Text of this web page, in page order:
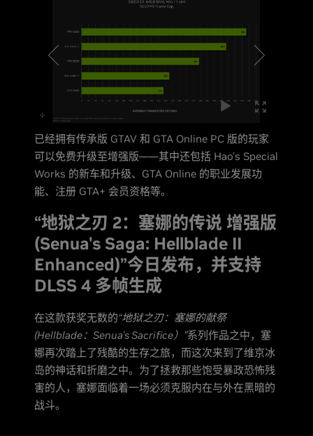
已经拥有传承版 GTAV 和 GTA Online PC 版的玩家
可以免费升级至增强版——其中还包括 Hao's Special
Works 的新车和升级、GTA Online 的职业发展功
能、注册 GTA+ 会员资格等。
“地狱之刃 2：塞娜的传说 增强版
(Senua's Saga: Hellblade II
Enhanced)”今日发布，并支持
DLSS 4 多帧生成
在这款获奖无数的“地狱之刃：塞娜的献祭
(Hellblade：Senua's Sacrifice）”系列作品之中，塞
娜再次踏上了残酷的生存之旅，而这次来到了维京冰
岛的神话和折磨之中。为了拯救那些饱受暴政恐怖残
害的人，塞娜面临着一场必须克服内在与外在黑暗的
战斗。